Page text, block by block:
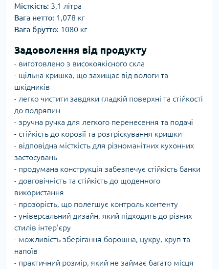
Місткість: 3,1 літра
Вага нетто: 1,078 кг
Вага брутто: 1080 кг
Задоволення від продукту
- виготовлено з високоякісного скла
- щільна кришка, що захищає від вологи та
шкідників
- легко чистити завдяки гладкій поверхні та стійкості
до подряпин
- зручна ручка для легкого перенесення та подачі
- стійкість до корозії та розтріскування кришки
- відповідна місткість для різноманітних кухонних
застосувань
- продумана конструкція забезпечує стійкість банки
- довговічність та стійкість до щоденного
використання
- прозорість, що полегшує контроль контенту
- універсальний дизайн, який підходить до різних
стилів інтер'єру
- можливість зберігання борошна, цукру, круп та
напоїв
- практичний розмір, який не займає багато місця